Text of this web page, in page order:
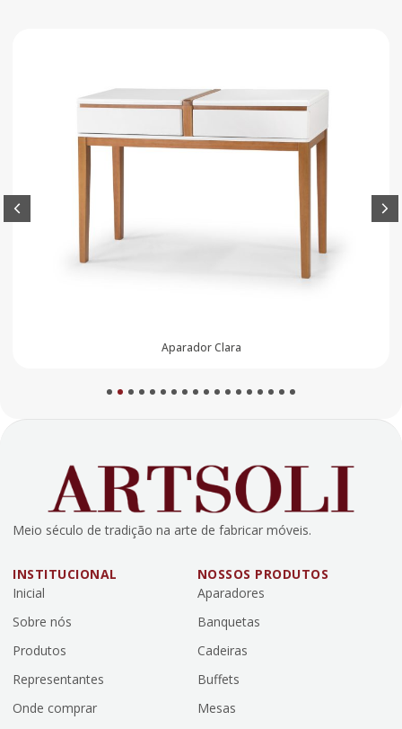
5 6 7 8 9 101112131415161718
Meio século de tradição na arte de fabricar móveis.
INSTITUCIONAL
Inicial
Sobre nós
Produtos
Representantes
Onde comprar
NOSSOS PRODUTOS
Aparadores
Banquetas
Cadeiras
Buffets
Mesas